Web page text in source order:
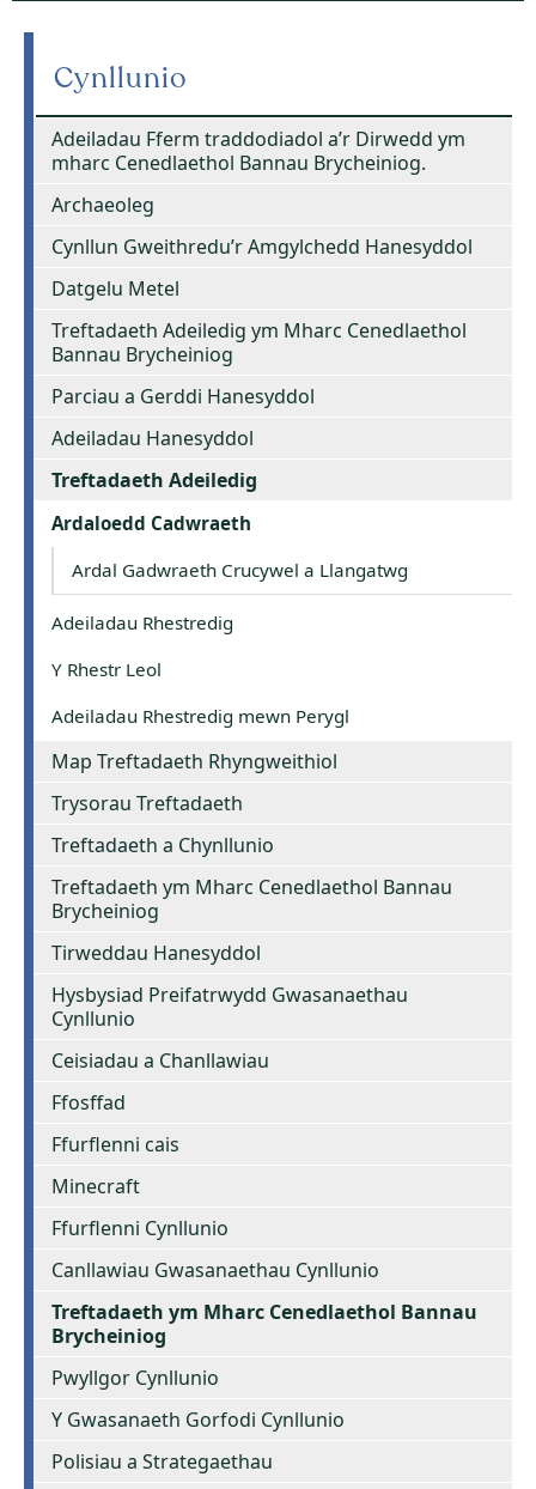
Cynllunio
Adeiladau Fferm traddodiadol a’r Dirwedd ym
mharc Cenedlaethol Bannau Brycheiniog.
Archaeoleg
Cynllun Gweithredu’r Amgylchedd Hanesyddol
Datgelu Metel
Treftadaeth Adeiledig ym Mharc Cenedlaethol
Bannau Brycheiniog
Parciau a Gerddi Hanesyddol
Adeiladau Hanesyddol
Treftadaeth Adeiledig
Ardaloedd Cadwraeth
Ardal Gadwraeth Crucywel a Llangatwg
Adeiladau Rhestredig
Y Rhestr Leol
Adeiladau Rhestredig mewn Perygl
Map Treftadaeth Rhyngweithiol
Trysorau Treftadaeth
Treftadaeth a Chynllunio
Treftadaeth ym Mharc Cenedlaethol Bannau
Brycheiniog
Tirweddau Hanesyddol
Hysbysiad Preifatrwydd Gwasanaethau
Cynllunio
Ceisiadau a Chanllawiau
Ffosffad
Ffurflenni cais
Minecraft
Ffurflenni Cynllunio
Canllawiau Gwasanaethau Cynllunio
Treftadaeth ym Mharc Cenedlaethol Bannau
Brycheiniog
Pwyllgor Cynllunio
Y Gwasanaeth Gorfodi Cynllunio
Polisiau a Strategaethau